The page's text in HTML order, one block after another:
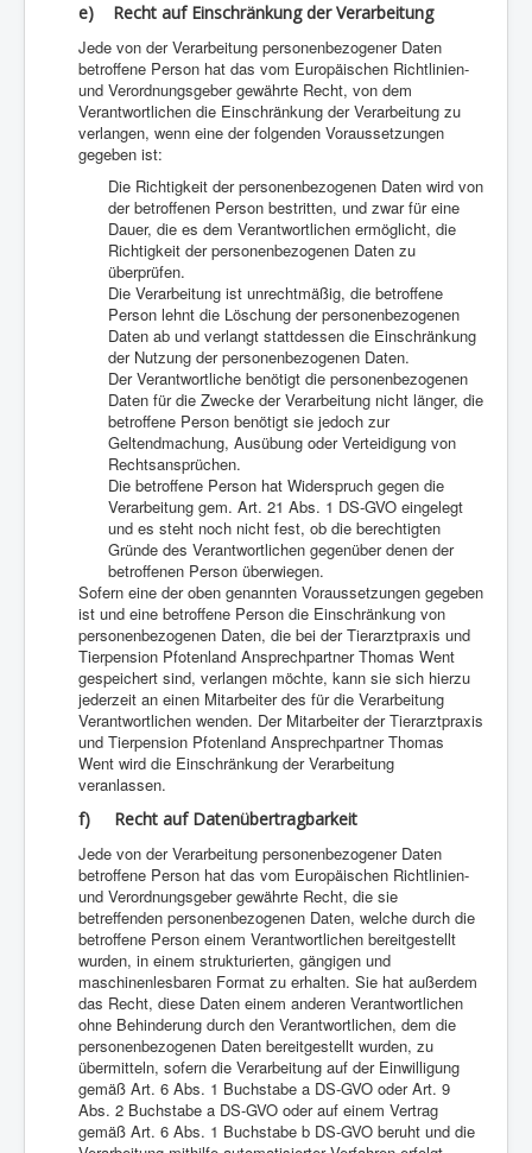
e) Recht auf Einschränkung der Verarbeitung
Jede von der Verarbeitung personenbezogener Daten
betroffene Person hat das vom Europäischen Richtlinien-
und Verordnungsgeber gewährte Recht, von dem
Verantwortlichen die Einschränkung der Verarbeitung zu
verlangen, wenn eine der folgenden Voraussetzungen
gegeben ist:
Die Richtigkeit der personenbezogenen Daten wird von
der betroffenen Person bestritten, und zwar für eine
Dauer, die es dem Verantwortlichen ermöglicht, die
Richtigkeit der personenbezogenen Daten zu
überprüfen.
Die Verarbeitung ist unrechtmäßig, die betroffene
Person lehnt die Löschung der personenbezogenen
Daten ab und verlangt stattdessen die Einschränkung
der Nutzung der personenbezogenen Daten.
Der Verantwortliche benötigt die personenbezogenen
Daten für die Zwecke der Verarbeitung nicht länger, die
betroffene Person benötigt sie jedoch zur
Geltendmachung, Ausübung oder Verteidigung von
Rechtsansprüchen.
Die betroffene Person hat Widerspruch gegen die
Verarbeitung gem. Art. 21 Abs. 1 DS-GVO eingelegt
und es steht noch nicht fest, ob die berechtigten
Gründe des Verantwortlichen gegenüber denen der
betroffenen Person überwiegen.
Sofern eine der oben genannten Voraussetzungen gegeben
ist und eine betroffene Person die Einschränkung von
personenbezogenen Daten, die bei der Tierarztpraxis und
Tierpension Pfotenland Ansprechpartner Thomas Went
gespeichert sind, verlangen möchte, kann sie sich hierzu
jederzeit an einen Mitarbeiter des für die Verarbeitung
Verantwortlichen wenden. Der Mitarbeiter der Tierarztpraxis
und Tierpension Pfotenland Ansprechpartner Thomas
Went wird die Einschränkung der Verarbeitung
veranlassen.
f) Recht auf Datenübertragbarkeit
Jede von der Verarbeitung personenbezogener Daten
betroffene Person hat das vom Europäischen Richtlinien-
und Verordnungsgeber gewährte Recht, die sie
betreffenden personenbezogenen Daten, welche durch die
betroffene Person einem Verantwortlichen bereitgestellt
wurden, in einem strukturierten, gängigen und
maschinenlesbaren Format zu erhalten. Sie hat außerdem
das Recht, diese Daten einem anderen Verantwortlichen
ohne Behinderung durch den Verantwortlichen, dem die
personenbezogenen Daten bereitgestellt wurden, zu
übermitteln, sofern die Verarbeitung auf der Einwilligung
gemäß Art. 6 Abs. 1 Buchstabe a DS-GVO oder Art. 9
Abs. 2 Buchstabe a DS-GVO oder auf einem Vertrag
gemäß Art. 6 Abs. 1 Buchstabe b DS-GVO beruht und die